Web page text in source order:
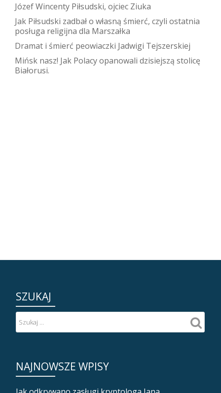
Józef Wincenty Piłsudski, ojciec Ziuka
Jak Piłsudski zadbał o własną śmierć, czyli ostatnia
posługa religijna dla Marszałka
Dramat i śmierć peowiaczki Jadwigi Tejszerskiej
Mińsk nasz! Jak Polacy opanowali dzisiejszą stolicę
Białorusi.
SZUKAJ
NAJNOWSZE WPISY